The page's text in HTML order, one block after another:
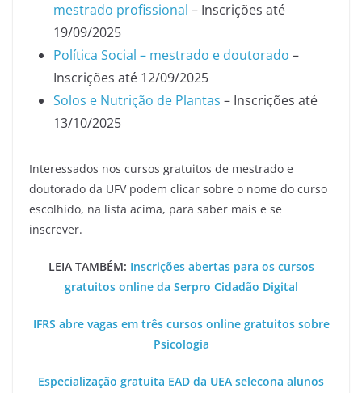
mestrado profissional – Inscrições até
19/09/2025
Política Social – mestrado e doutorado –
Inscrições até 12/09/2025
Solos e Nutrição de Plantas – Inscrições até
13/10/2025
Interessados nos cursos gratuitos de mestrado e
doutorado da UFV podem clicar sobre o nome do curso
escolhido, na lista acima, para saber mais e se
inscrever.
LEIA TAMBÉM: Inscrições abertas para os cursos
gratuitos online da Serpro Cidadão Digital
IFRS abre vagas em três cursos online gratuitos sobre
Psicologia
Especialização gratuita EAD da UEA selecona alunos